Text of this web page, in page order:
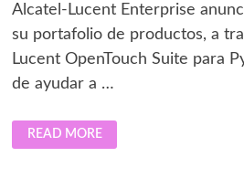
Alcatel-Lucent Enterprise
su portafolio de productos, a
Lucent OpenTouch Suite para
de ayudar a …
ALCATEL-
LUCENT
ENTERPRISE
READ MORE